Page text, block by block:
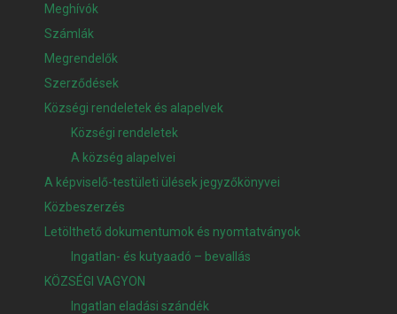
Meghívók
Számlák
Megrendelők
Szerződések
Községi rendeletek és alapelvek
Községi rendeletek
A község alapelvei
A képviselő-testületi ülések jegyzőkönyvei
Közbeszerzés
Letölthető dokumentumok és nyomtatványok
Ingatlan- és kutyaadó – bevallás
KÖZSÉGI VAGYON
Ingatlan eladási szándék